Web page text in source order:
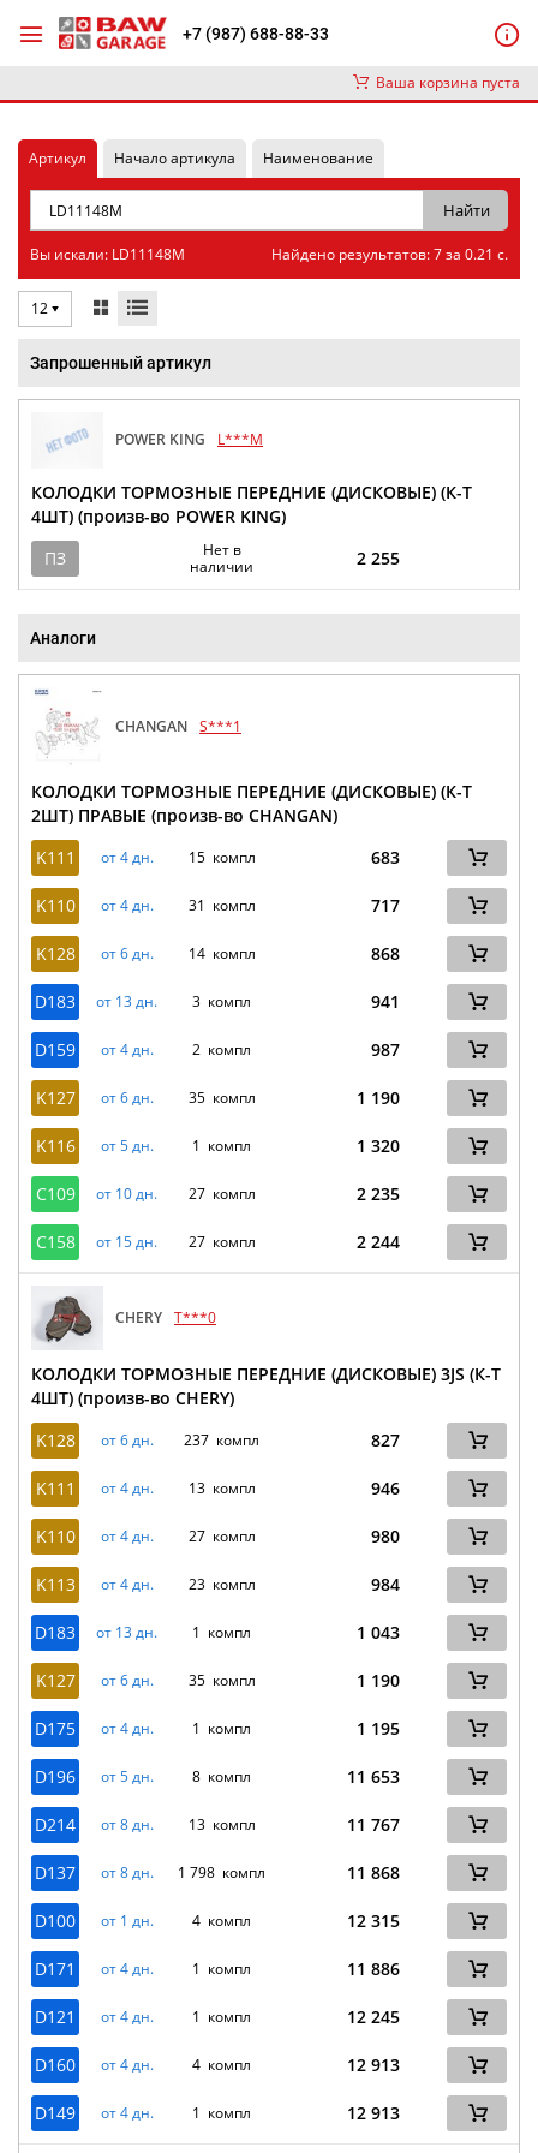
+7 (987) 688-88-33
Ваша корзина пуста
Артикул Начало артикула Наименование
Вы искали: LD11148M Найдено результатов: 7 за 0.21 с.
12
Запрошенный артикул
POWER KING L***M
КОЛОДКИ ТОРМОЗНЫЕ ПЕРЕДНИЕ (ДИСКОВЫЕ) (К-Т
4ШТ) (произв-во POWER KING)
ПЗ
Нет в
наличии
2 255
Аналоги
CHANGAN S***1
КОЛОДКИ ТОРМОЗНЫЕ ПЕРЕДНИЕ (ДИСКОВЫЕ) (К-Т
2ШТ) ПРАВЫЕ (произв-во CHANGAN)
K111
от 4 дн. 15 компл 683
K110 от 4 дн. 31 компл 717
K128 от 6 дн. 14 компл 868
D183 от 13 дн. 3 компл 941
D159 от 4 дн. 2 компл 987
K127 от 6 дн. 35 компл 1 190
K116 от 5 дн. 1 компл 1 320
C109 от 10 дн. 27 компл 2 235
C158 от 15 дн. 27 компл 2 244
CHERY T***0
КОЛОДКИ ТОРМОЗНЫЕ ПЕРЕДНИЕ (ДИСКОВЫЕ) 3JS (К-Т
4ШТ) (произв-во CHERY)
K128
от 6 дн. 237 компл 827
K111 от 4 дн. 13 компл 946
K110 от 4 дн. 27 компл 980
K113 от 4 дн. 23 компл 984
D183 от 13 дн. 1 компл 1 043
K127 от 6 дн. 35 компл 1 190
D175 от 4 дн. 1 компл 1 195
D196 от 5 дн. 8 компл 11 653
D214 от 8 дн. 13 компл 11 767
D137 от 8 дн. 1 798 компл 11 868
D100 от 1 дн. 4 компл 12 315
D171 от 4 дн. 1 компл 11 886
D121 от 4 дн. 1 компл 12 245
D160 от 4 дн. 4 компл 12 913
D149 от 4 дн. 1 компл 12 913